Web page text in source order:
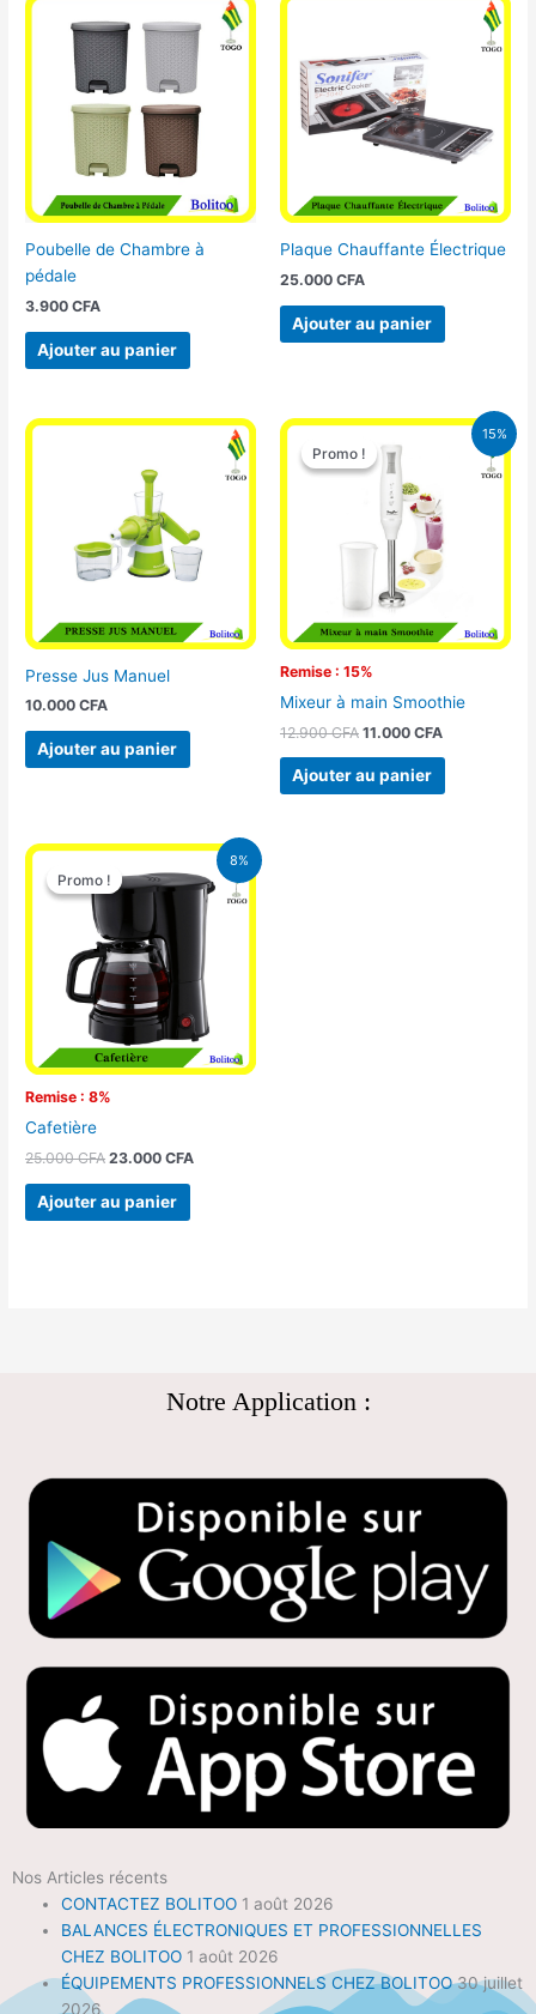
Poubelle de Chambre à
pédale
3.900CFA
Ajouter au panier
Plaque Chauffante Électrique
25.000 CFA
Ajouter au panier
Presse Jus Manuel
10.000CFA
Ajouter au panier
15%
Promo !
Remise : 15%
Promo !
Mixeur à main Smoothie
12.900CFA
Le
prix
initial
était :
12.900 CFA.
11.000 CFA
Le
Ajouter au panier
8%
Promo !
Remise : 8%
Promo !
Cafetière
25.000CFA
Le
prix
initial
25.000 CFA.
23.000CFA
Le
prix
actuel
est :
23.000 CFA.
Ajouter au panier
Notre Application :
Nos Articles récents
CONTACTEZ BOLITOO 1 août 2026
BALANCES ÉLECTRONIQUES ET PROFESSIONNELLES
CHEZ BOLITOO 1 août 2026
ÉQUIPEMENTS PROFESSIONNELS CHEZ BOLITOO 30 juillet
2026